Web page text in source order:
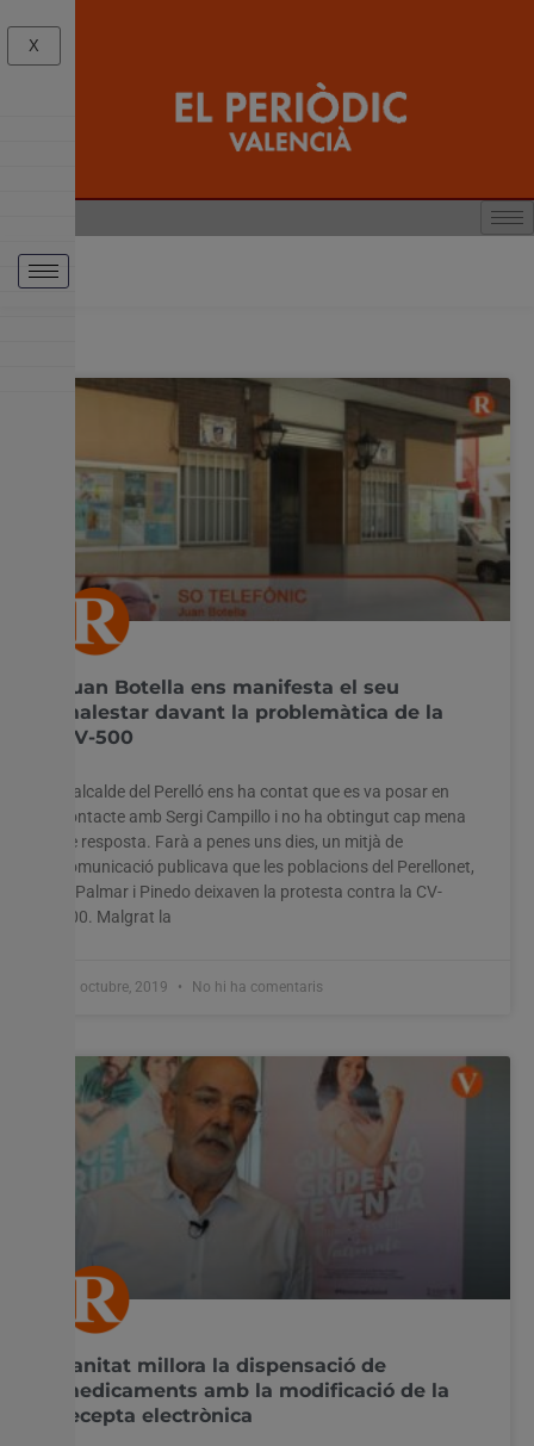
Juan Botella ens manifesta el seu
malestar davant la problemàtica de la
CV-500
L’alcalde del Perelló ens ha contat que es va posar en
contacte amb Sergi Campillo i no ha obtingut cap mena
de resposta. Farà a penes uns dies, un mitjà de
comunicació publicava que les poblacions del Perellonet,
el Palmar i Pinedo deixaven la protesta contra la CV-
500. Malgrat la
31 octubre, 2019 No hi ha comentaris
Sanitat millora la dispensació de
medicaments amb la modificació de la
recepta electrònica